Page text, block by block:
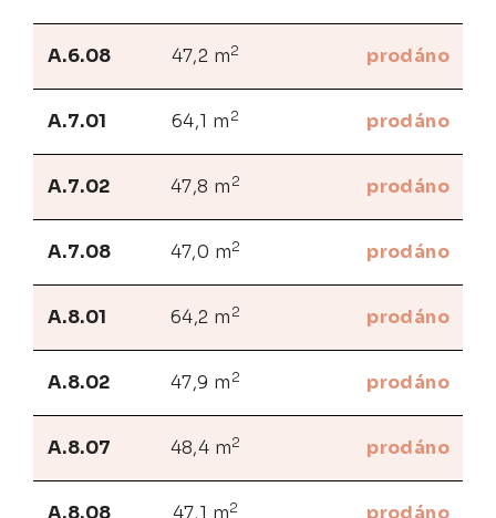
A.6.08 47,2 m2 prodáno
A.7.01 64,1 m 2 prodáno
A.7.02 47,8 m 2 prodáno
A.7.08 47,0 m2 prodáno
A.8.01 64,2 m 2 prodáno
A.8.02 47,9 m 2 prodáno
A.8.07 48,4 m2 prodáno
A.8.08 47,1 m2 prodáno